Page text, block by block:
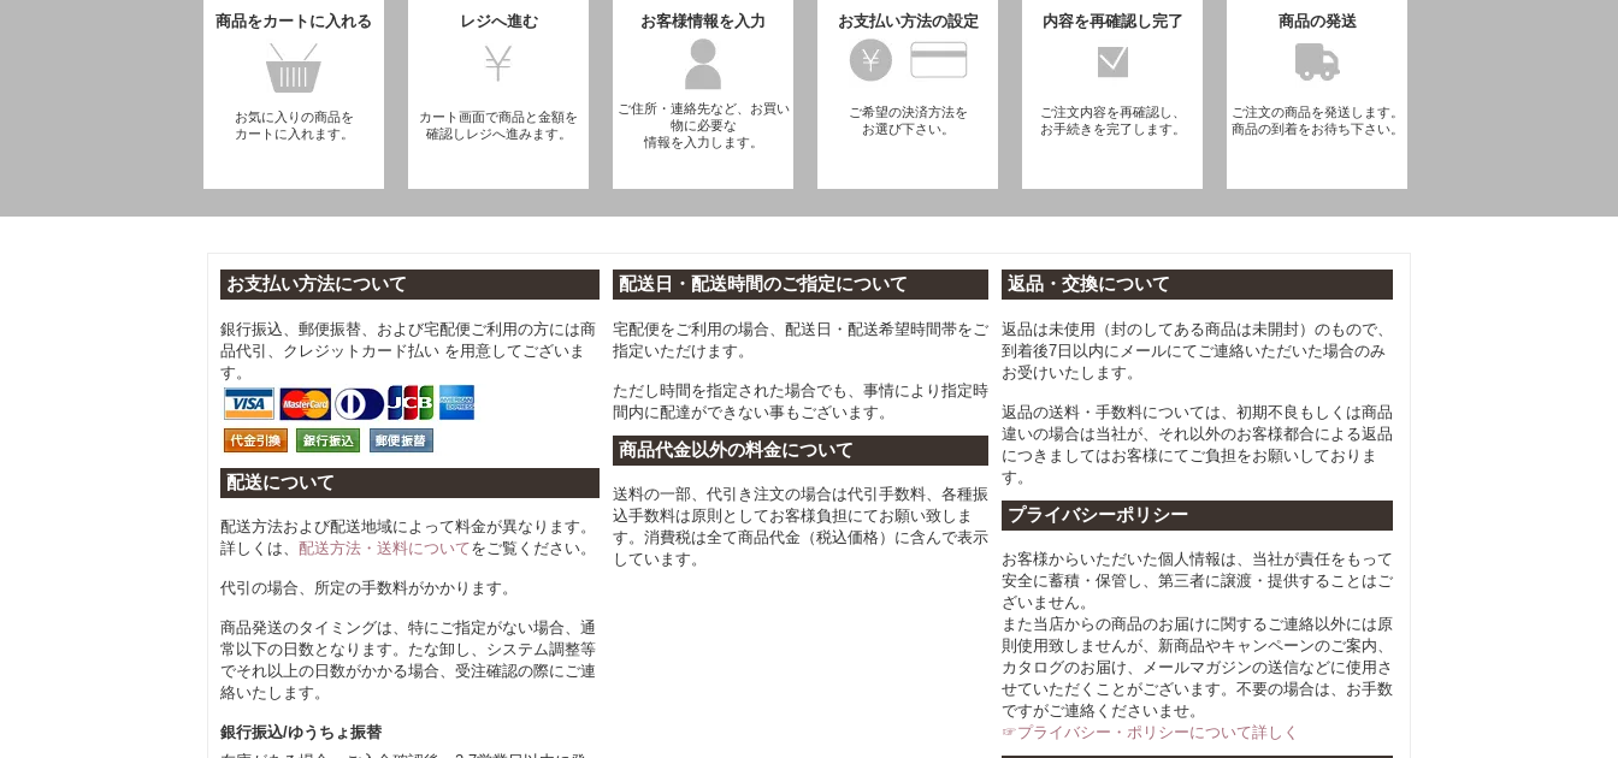
商品をカートに入れる
お気に入りの商品を
カートに入れます。
レジへ進む
カート画面で商品と金額を
確認しレジへ進みます。
お客様情報を入力
ご住所・連絡先など、お買い
物に必要な
情報を入力します。
お支払い方法の設定
ご希望の決済方法を
お選び下さい。
内容を再確認し完了
ご注文内容を再確認し、
お手続きを完了します。
商品の発送
ご注文の商品を発送します。
商品の到着をお待ち下さい。
お支払い方法について
銀行振込、郵便振替、および宅配便ご利用の方には商
品代引、クレジットカード払い を用意してございま
す。
配送について
配送方法および配送地域によって料金が異なります。
詳しくは、 配送方法・送料についてをご覧ください。
代引の場合、所定の手数料がかかります。
商品発送のタイミングは、特にご指定がない場合、通
常以下の日数となります。たな卸し、システム調整等
でそれ以上の日数がかかる場合、受注確認の際にご連
絡いたします。
銀行振込/ゆうちょ振替
配送日・配送時間のご指定について
宅配便をご利用の場合、配送日・配送希望時間帯をご
指定いただけます。
ただし時間を指定された場合でも、事情により指定時
間内に配達ができない事もございます。
商品代金以外の料金について
送料の一部、代引き注文の場合は代引手数料、各種振
込手数料は原則としてお客様負担にてお願い致しま
す。消費税は全て商品代金（税込価格）に含んで表示
しています。
返品・交換について
返品は未使用（封のしてある商品は未開封）のもので、
到着後7日以内にメールにてご連絡いただいた場合のみ
お受けいたします。
返品の送料・手数料については、初期不良もしくは商品
違いの場合は当社が、それ以外のお客様都合による返品
につきましてはお客様にてご負担をお願いしておりま
す。
プライバシーポリシー
お客様からいただいた個人情報は、当社が責任をもって
安全に蓄積・保管し、第三者に譲渡・提供することはご
ざいません。
また当店からの商品のお届けに関するご連絡以外には原
則使用致しませんが、新商品やキャンペーンのご案内、
カタログのお届け、メールマガジンの送信などに使用さ
せていただくことがございます。不要の場合は、お手数
ですがご連絡くださいませ。
☞プライバシー・ポリシーについて詳しく